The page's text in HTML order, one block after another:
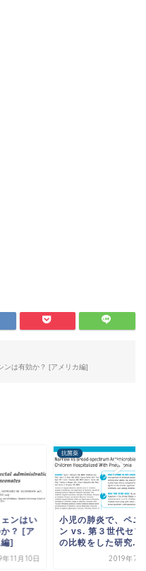
ンは有効か？ [アメリカ編]
ンはい
？ [ア
編]
11月10日
抗菌薬
小児の肺炎で、ペニ
ン vs. 第３世代セフ
の比較をした研究...
2019年7